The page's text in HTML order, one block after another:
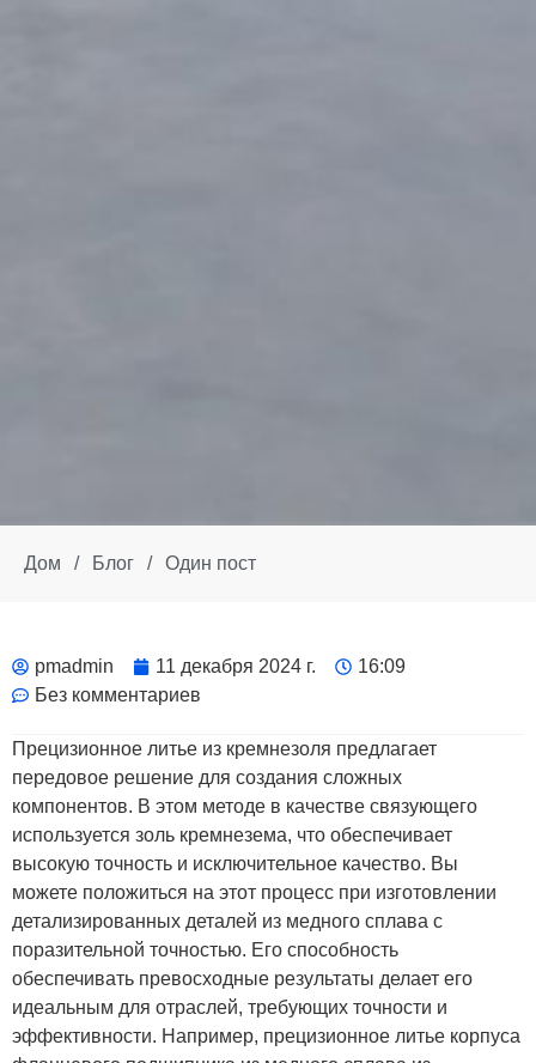
Дом / Блог / Один пост
pmadmin 11 декабря 2024 г.
16:09
Без комментариев
Прецизионное литье из кремнезоля предлагает
передовое решение для создания сложных
компонентов. В этом методе в качестве связующего
используется золь кремнезема, что обеспечивает
высокую точность и исключительное качество. Вы
можете положиться на этот процесс при изготовлении
детализированных деталей из медного сплава с
поразительной точностью. Его способность
обеспечивать превосходные результаты делает его
идеальным для отраслей, требующих точности и
эффективности. Например, прецизионное литье корпуса